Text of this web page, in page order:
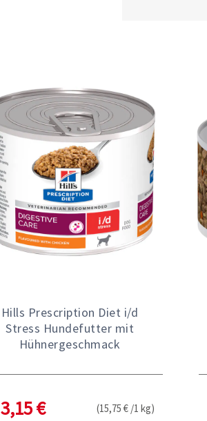
Hills Prescription Diet i/d
Stress Hundefutter mit
Hühnergeschmack
3,15 € (15,75 € /1 kg)